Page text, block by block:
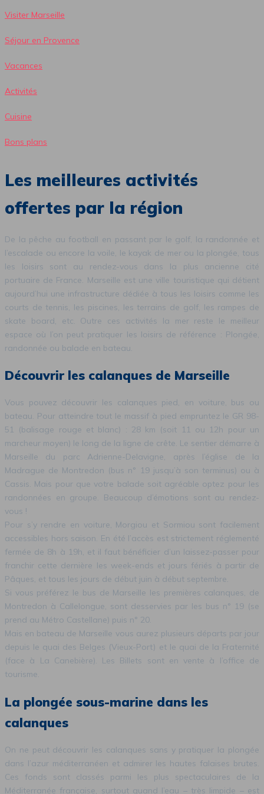
Visiter Marseille
Séjour en Provence
Vacances
Activités
Cuisine
Bons plans
Les meilleures activités
offertes par la région
De la pêche au football en passant par le golf, la randonnée et
l’escalade ou encore la voile, le kayak de mer ou la plongée, tous
les loisirs sont au rendez-vous dans la plus ancienne cité
portuaire de France. Marseille est une ville touristique qui détient
aujourd’hui une infrastructure dédiée à tous les loisirs comme les
courts de tennis, les piscines, les terrains de golf, les rampes de
skate board, etc. Outre ces activités la mer reste le meilleur
espace où l’on peut pratiquer les loisirs de référence : Plongée,
randonnée ou balade en bateau.
Découvrir les calanques de Marseille
Vous pouvez découvrir les calanques pied, en voiture, bus ou
bateau. Pour atteindre tout le massif à pied empruntez le GR 98-
51 (balisage rouge et blanc) : 28 km (soit 11 ou 12h pour un
marcheur moyen) le long de la ligne de crête. Le sentier démarre à
Marseille du parc Adrienne-Delavigne, après l’église de la
Madrague de Montredon (bus n° 19 jusqu’à son terminus) ou à
Cassis. Mais pour que votre balade soit agréable optez pour les
randonnées en groupe. Beaucoup d’émotions sont au rendez-
vous !
Pour s’y rendre en voiture, Morgiou et Sormiou sont facilement
accessibles hors saison. En été l’accès est strictement réglementé
fermée de 8h à 19h, et il faut bénéficier d’un laissez-passer pour
franchir cette dernière les week-ends et jours fériés à partir de
Pâques, et tous les jours de début juin à début septembre.
Si vous préférez le bus de Marseille les premières calanques, de
Montredon à Callelongue, sont desservies par les bus n° 19 (se
prend au Métro Castellane) puis n° 20.
Mais en bateau de Marseille vous aurez plusieurs départs par jour
depuis le quai des Belges (Vieux-Port) et le quai de la Fraternité
(face à La Canebière). Les Billets sont en vente à l’office de
tourisme.
La plongée sous-marine dans les
calanques
On ne peut découvrir les calanques sans y pratiquer la plongée
dans l’azur méditerranéen et admirer les hautes falaises brutes.
Ces fonds sont classés parmi les plus spectaculaires de la
Méditerranée française, surtout quand l’eau – très limpide – est